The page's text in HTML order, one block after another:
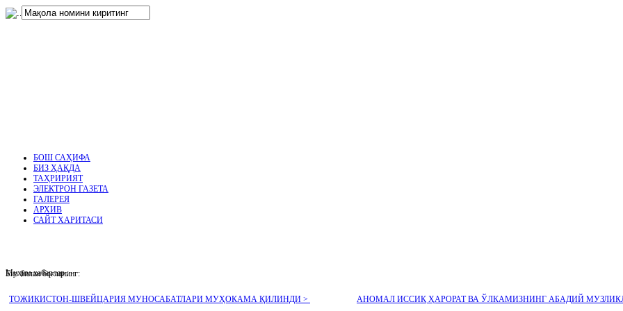
.
БОШ САҲИФА
БИЗ ҲАҚДА
ТАҲРИРИЯТ
ЭЛЕКТРОН ГАЗЕТА
ГАЛЕРЕЯ
АРХИВ
САЙТ ХАРИТАСИ
Муҳим хабарлар :
ТОЖИКИСТОН-ШВЕЙЦАРИЯ МУНОСАБАТЛАРИ МУҲОКАМА ҚИЛИНДИ > АНОМАЛ ИССИҚ ҲАРОРАТ ВА ЎЛКАМИЗНИНГ АБАДИЙ
Биз билан боғланинг: